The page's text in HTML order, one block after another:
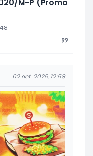
M-P (Promo
02 oct. 2025, 12:58